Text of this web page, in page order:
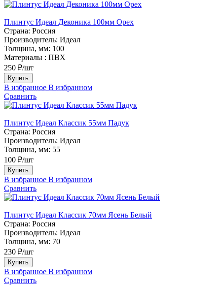
Плинтус Идеал Деконика 100мм Орех
Страна: Россия
Производитель: Идеал
Толщина, мм: 100
Материалы : ПВХ
250 ₽/шт
Купить
В избранное В избранном
Сравнить
Плинтус Идеал Классик 55мм Падук
Страна: Россия
Производитель: Идеал
Толщина, мм: 55
100 ₽/шт
Купить
В избранное В избранном
Сравнить
Плинтус Идеал Классик 70мм Ясень Белый
Страна: Россия
Производитель: Идеал
Толщина, мм: 70
230 ₽/шт
Купить
В избранное В избранном
Сравнить